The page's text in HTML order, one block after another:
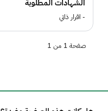
الشهادات المطلوبة
- اقرار ذاتي
صفحة 1 من 1